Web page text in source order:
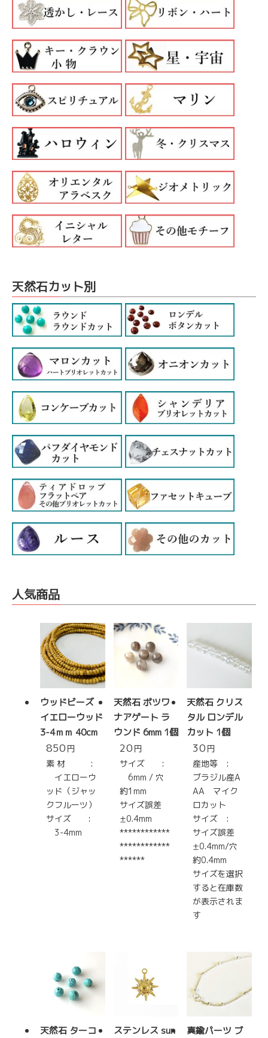
天然石カット別
人気商品
ウッドビーズ
イエローウッド
3-4ｍｍ 40cm
850 円
素 材 :
イエローウ
ッド（ジャッ
クフルーツ）
サイズ :
3-4mm
天然石 ボツワ
ナアゲート ラ
ウンド 6mm 1個
20 円
サイズ :
6mm / 穴
約1mm
サイズ誤差
±0.4mm
************
************
******
天然石 クリス
タル ロンデル
カット 1個
30 円
産地等 :
ブラジル産A
AA マイク
ロカット
サイズ :
サイズ誤差
±0.4mm/穴
約0.4mm
サイズを選択
すると在庫数
が表示されま
す
天然石 ターコ
ステンレス sun
真鍮パーツ ブ